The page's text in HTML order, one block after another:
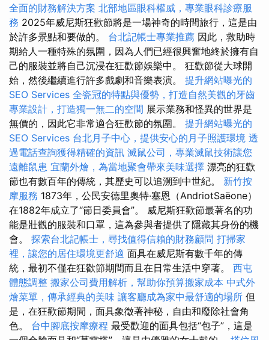
全面的財務解決方案 北部地區眼科權威，專業眼科診療服
務 2025年威尼斯狂歡節將是一場神奇的時間旅行，這是由
於許多景點和要做的。 台北記帳士專業推薦 因此，救助時
期給人一種特殊的氛圍，因為人們已經很興奮地終於擁有自
己的服裝並將自己沉浸在狂歡節娛樂中。 狂歡節從大球開
始，然後繼續進行許多戲劇和音樂表演。 提升網站曝光的
SEO Services 全瓷冠的特點與優勢，打造自然美觀的牙齒
專業設計，打造獨一無二的空間 展示業務和怪異的世界是
無價的，因此它非常適合狂歡節的氛圍。 提升網站曝光的
SEO Services 台北月子中心，提供安心的月子照護環境 透
過電話查詢獲得精確的資訊 滅鼠公司，專業滅鼠技術讓您
遠離鼠患 宜蘭外燴，為當地聚會帶來美味選擇 漂亮的狂歡
節也有數百年的傳統，其歷史可以追溯到中世紀。 新竹按
摩服務 1873年，公民安德里奧特·塞恩（AndriotSaëone）
在1882年成立了“節日委員會”。 威尼斯狂歡節最著名的功
能是壯觀的服裝和口罩，這為參與者提供了隱藏其身份的機
會。 探索台北記帳士，尋找值得信賴的財務顧問 打掃家
裡，讓您的居住環境更舒適 面具在威尼斯有數千年的傳
統，最初不僅在狂歡節期間而且在日常生活中穿著。 西屯
體態調整 搬家公司費用解析，幫助你預算搬家成本 中式外
燴菜單，傳承經典的美味 讓客廳成為家中最舒適的場所 但
是，在狂歡節期間，面具象徵著神秘，自由和廢除社會角
色。 台中腳底按摩療程 最受歡迎的面具包括“包子”，這是